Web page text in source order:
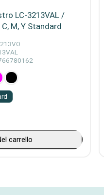
LC-3213VAL /
C, M, Y Standard
carrello